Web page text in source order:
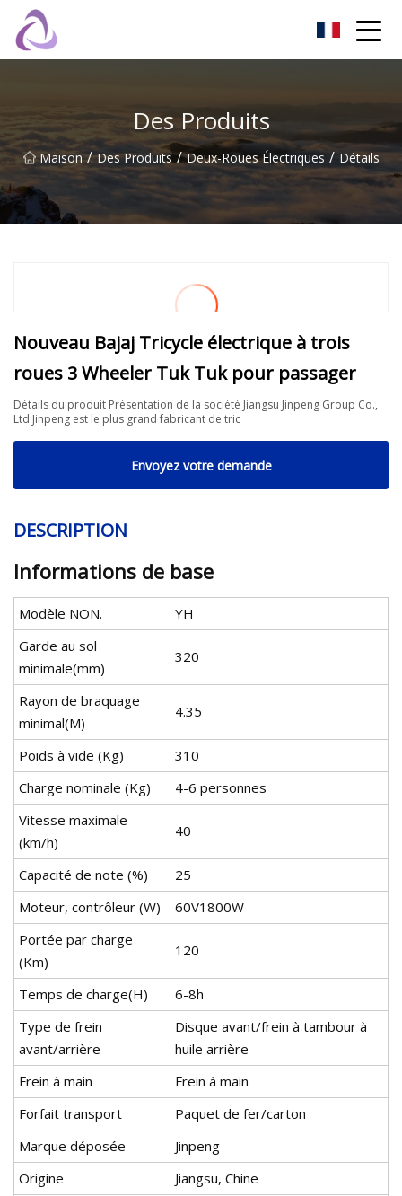
Des Produits
Maison / Des Produits / Deux-Roues Électriques / Détails
Nouveau Bajaj Tricycle électrique à trois
roues 3 Wheeler Tuk Tuk pour passager
Détails du produit Présentation de la société Jiangsu Jinpeng Group Co.,
Ltd Jinpeng est le plus grand fabricant de tric
Envoyez votre demande
DESCRIPTION
Informations de base
Modèle NON.
YH
Garde au sol
minimale(mm)
320
Rayon de braquage
minimal(M)
4.35
Poids à vide (Kg)
310
Charge nominale (Kg)
4-6 personnes
Vitesse maximale
(km/h)
40
Capacité de note (%)
25
Moteur, contrôleur (W)
60V1800W
Portée par charge
(Km)
120
Temps de charge(H)
6-8h
Type de frein
avant/arrière
Disque avant/frein à tambour à
huile arrière
Frein à main
Frein à main
Forfait transport
Paquet de fer/carton
Marque déposée
Jinpeng
Origine
Jiangsu, Chine